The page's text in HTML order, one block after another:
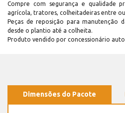
Compre com segurança e qualidade
agrícola, tratores, colheitadeiras entre
Peças de reposição para manutenção
desde o plantio até a colheita.
Produto vendido por concessionário
Dimensões do Pacote